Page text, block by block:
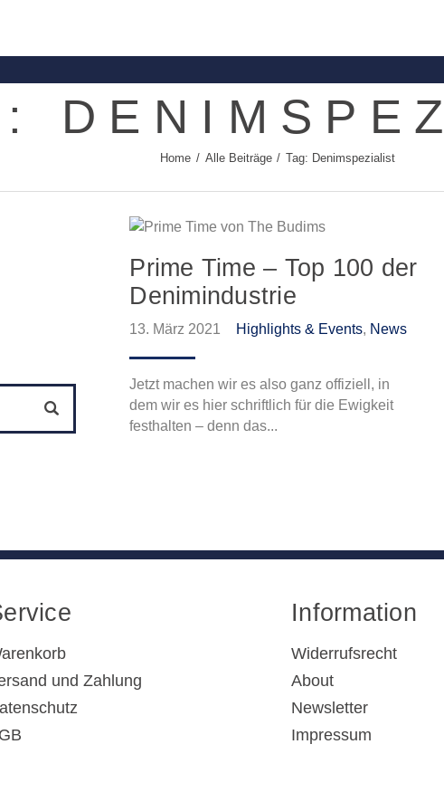
Home Alle Beiträge Tag: Denimspezialist
Shoppingdate
Shop
About
News
Prime Time – Top 100 der
Denimindustrie
13. März 2021 Highlights & Events, News
Jetzt machen wir es also ganz offiziell, in
dem wir es hier schriftlich für die Ewigkeit
festhalten – denn das...
und Zahlung
Information
Widerrufsrecht
About
Newsletter
Impressum